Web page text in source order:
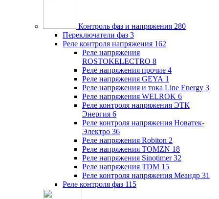
Контроль фаз и напряжения 280
Переключатели фаз 3
Реле контроля напряжения 162
Реле напряжения
ROSTOKELECTRO 8
Реле напряжения прочие 4
Реле напряжения GEYA 1
Реле напряжения и тока Line Energy 3
Реле напряжения WELROK 6
Реле контроля напряжения ЭТК
Энергия 6
Реле контроля напряжения Новатек-
Электро 36
Реле напряжения Robiton 2
Реле напряжения TOMZN 18
Реле напряжения Sinotimer 32
Реле напряжения TDM 15
Реле контроля напряжения Меандр 31
Реле контроля фаз 115